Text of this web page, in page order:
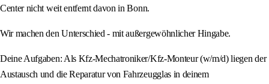
Center nicht weit entfernt davon in Bonn.
Wir machen den Unterschied - mit außergewöhnlicher Hingabe.
Deine Aufgaben: Als Kfz-Mechatroniker/Kfz-Monteur (w/m/d) liegen der
Austausch und die Reparatur von Fahrzeugglas in deinem